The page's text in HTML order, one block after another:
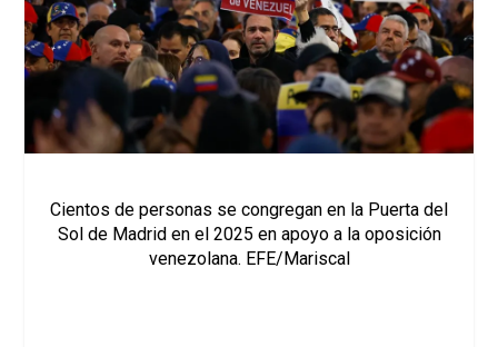
Cientos de personas se congregan en la Puerta del
Sol de Madrid en el 2025 en apoyo a la oposición
venezolana. EFE/Mariscal